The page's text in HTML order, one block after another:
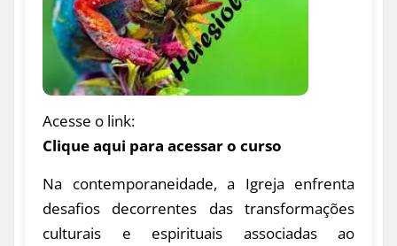
Acesse o link:
Clique aqui para acessar o curso
Na contemporaneidade, a Igreja enfrenta
desafios decorrentes das transformações
culturais e espirituais associadas ao